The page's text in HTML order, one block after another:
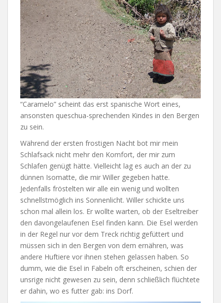
“Caramelo” scheint das erst spanische Wort eines,
ansonsten queschua-sprechenden Kindes in den Bergen
zu sein.
Während der ersten frostigen Nacht bot mir mein
Schlafsack nicht mehr den Komfort, der mir zum
Schlafen genügt hätte. Vielleicht lag es auch an der zu
dünnen Isomatte, die mir Willer gegeben hatte.
Jedenfalls fröstelten wir alle ein wenig und wollten
schnellstmöglich ins Sonnenlicht. Willer schickte uns
schon mal allein los. Er wollte warten, ob der Eseltreiber
den davongelaufenen Esel finden kann. Die Esel werden
in der Regel nur vor dem Treck richtig gefüttert und
müssen sich in den Bergen von dem ernähren, was
andere Huftiere vor ihnen stehen gelassen haben. So
dumm, wie die Esel in Fabeln oft erscheinen, schien der
unsrige nicht gewesen zu sein, denn schließlich flüchtete
er dahin, wo es futter gab: ins Dorf.